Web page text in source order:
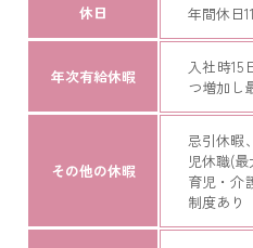
休日 年間休日
年次有給休暇
入社時15
つ増加し
その他の休暇
忌引休暇
児休職(最
育児・介
制度あり